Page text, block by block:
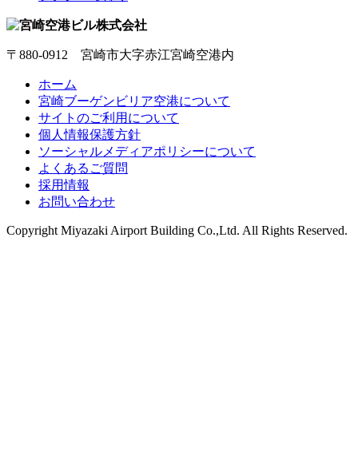
〒880-0912 宮崎市大字赤江宮崎空港内
ホーム
宮崎ブーゲンビリア空港について
サイトのご利用について
個人情報保護方針
ソーシャルメディアポリシーについて
よくあるご質問
採用情報
お問い合わせ
Copyright Miyazaki Airport Building Co.,Ltd. All Rights Reserved.